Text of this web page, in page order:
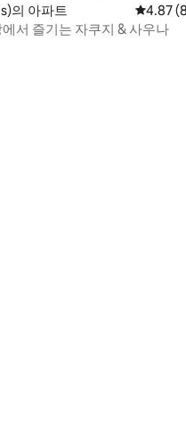
의 아파트 평점
4.87
서 즐기는 자쿠지 & 사우나